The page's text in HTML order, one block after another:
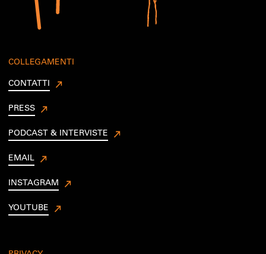
COLLEGAMENTI
CONTATTI
PRESS
PODCAST & INTERVISTE
EMAIL
INSTAGRAM
YOUTUBE